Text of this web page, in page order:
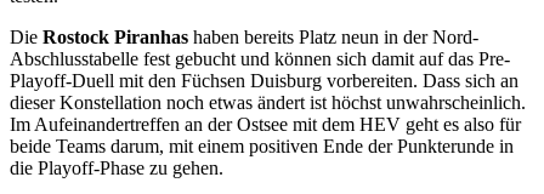
Die Rostock Piranhas haben bereits Platz neun in der Nord-
Abschlusstabelle fest gebucht und können sich damit auf das Pre-
Playoff-Duell mit den Füchsen Duisburg vorbereiten. Dass sich an
dieser Konstellation noch etwas ändert ist höchst unwahrscheinlich.
Im Aufeinandertreffen an der Ostsee mit dem HEV geht es also für
beide Teams darum, mit einem positiven Ende der Punkterunde in
die Playoff-Phase zu gehen.